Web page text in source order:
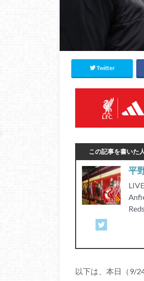
Twitter
この記事を書いた
平
以下は、本日（9/